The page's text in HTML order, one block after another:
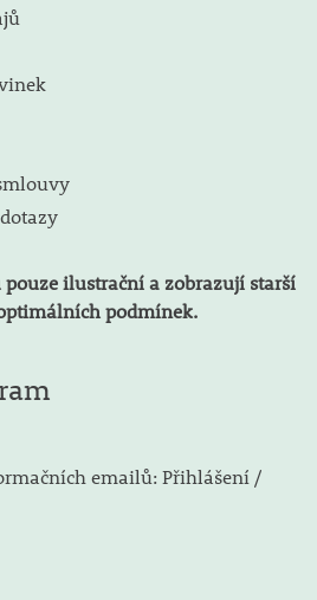
pouze ilustrační a zobrazují starší
podmínek.
emailů: Přihlášení /